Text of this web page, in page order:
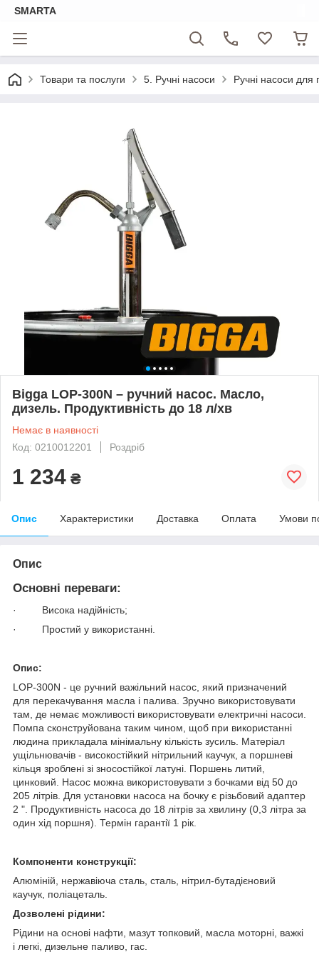
SMARTA
Товари та послуги 5. Ручні насоси Ручні насоси для
Bigga LOP-300N – ручний насос. Масло,
дизель. Продуктивність до 18 л/хв
Немає в наявності
Код: 0210012201
Роздріб
1 234 ₴
Опис Характеристики Доставка Оплата Умови
Опис
Основні переваги:
· Висока надійність;
· Простий у використанні.
Опис:
LOP-300N - це ручний важільний насос, який призначений
для перекачування масла і палива. Зручно використовувати
там, де немає можливості використовувати електричні насоси.
Помпа сконструйована таким чином, щоб при використанні
людина прикладала мінімальну кількість зусиль. Матеріал
ущільнювачів - високостійкий нітрильний каучук, а поршневі
кільця зроблені зі зносостійкої латуні. Поршень литий,
цинковий. Насос можна використовувати з бочками від 50 до
205 літрів. Для установки насоса на бочку є різьбовий адаптер
2 ". Продуктивність насоса до 18 літрів за хвилину (0,3 літра за
один хід поршня). Термін гарантії 1 рік.
Компоненти конструкції:
Алюміній, нержавіюча сталь, сталь, нітрил-бутадієновий
каучук, поліацеталь.
Дозволені рідини:
Рідини на основі нафти, мазут топковий, масла моторні, важкі
і легкі, дизельне паливо, гас.